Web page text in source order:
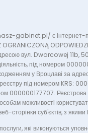
gabinet.pl/ є інтернет-
OGRANICZONĄ
вул. Dworcowej 11b,
діяльність, під номером
у Вроцлаві за
під номером KRS:
000000177707.
можливості
суб'єктів, з якими
які виконуються